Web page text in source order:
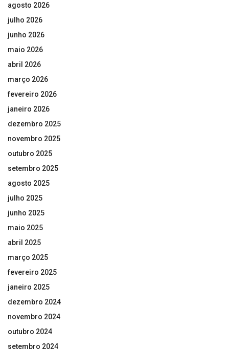
agosto 2026
julho 2026
junho 2026
maio 2026
abril 2026
março 2026
fevereiro 2026
janeiro 2026
dezembro 2025
novembro 2025
outubro 2025
setembro 2025
agosto 2025
julho 2025
junho 2025
maio 2025
abril 2025
março 2025
fevereiro 2025
janeiro 2025
dezembro 2024
novembro 2024
outubro 2024
setembro 2024